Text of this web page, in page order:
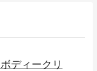
ディークリ